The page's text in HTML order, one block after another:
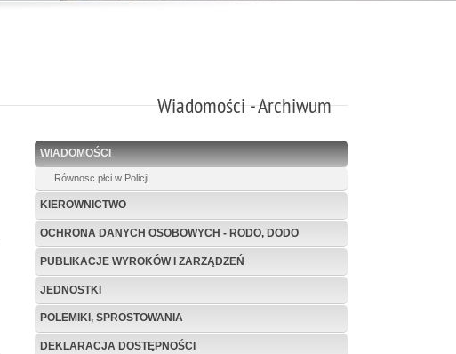
Wiadomości - Archiwum
WIADOMOŚCI
Równosc płci w Policji
KIEROWNICTWO
OCHRONA DANYCH OSOBOWYCH - RODO, DODO
PUBLIKACJE WYROKÓW I ZARZĄDZEŃ
JEDNOSTKI
POLEMIKI, SPROSTOWANIA
DEKLARACJA DOSTĘPNOŚCI